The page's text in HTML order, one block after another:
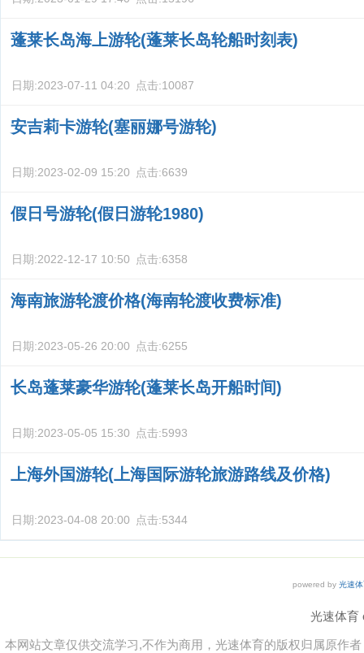
蓬莱长岛海上游轮(蓬莱长岛轮船时刻表)
日期:2023-07-11 04:20 点击:10087
安吉莉卡游轮(塞丽娜号游轮)
日期:2023-02-09 15:20 点击:6639
假日号游轮(假日游轮1980)
日期:2022-12-17 10:50 点击:6358
海南旅游轮渡价格(海南轮渡收费标准)
日期:2023-05-26 20:00 点击:6255
长岛蓬莱豪华游轮(蓬莱长岛开船时间)
日期:2023-05-05 15:30 点击:5993
上海外国游轮(上海国际游轮旅游路线及价格)
日期:2023-04-08 20:00 点击:5344
powered by 光速
光速体育
本网站文章仅供交流学习,不作为商用，光速体育的版权归属原作